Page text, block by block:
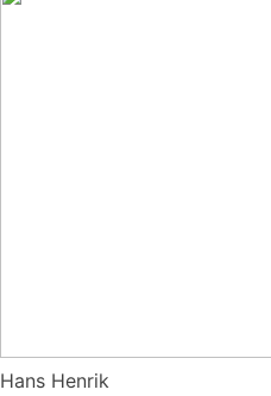
Hans Henrik